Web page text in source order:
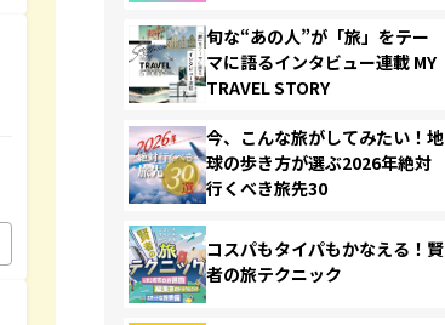
旬な“あの人”が「旅」をテー
マに語るインタビュー連載 MY
TRAVEL STORY
今、こんな旅がしてみたい！地
球の歩き方が選ぶ2026年絶対
行くべき旅先30
コスパもタイパもかなえる！賢
者の旅テクニック